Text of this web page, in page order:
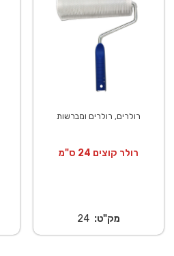
רולרים, רולרים ומברשות
רולר קוצים 24 ס"מ
מק"ט: 24